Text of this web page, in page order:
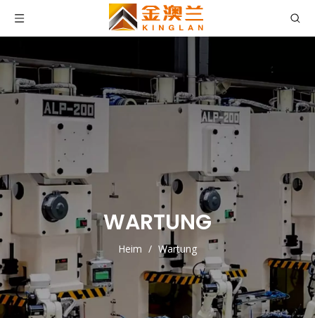
WARTUNG
Heim / Wartung